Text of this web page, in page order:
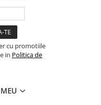
cu promotiile
in Politica de